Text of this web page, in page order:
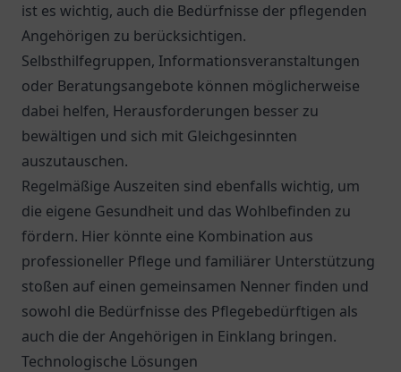
ist es wichtig, auch die Bedürfnisse der pflegenden
Angehörigen zu berücksichtigen.
Selbsthilfegruppen, Informationsveranstaltungen
oder Beratungsangebote können möglicherweise
dabei helfen, Herausforderungen besser zu
bewältigen und sich mit Gleichgesinnten
auszutauschen.
Regelmäßige Auszeiten sind ebenfalls wichtig, um
die eigene Gesundheit und das Wohlbefinden zu
fördern. Hier könnte eine Kombination aus
professioneller Pflege und familiärer Unterstützung
stoßen auf einen gemeinsamen Nenner finden und
sowohl die Bedürfnisse des Pflegebedürftigen als
auch die der Angehörigen in Einklang bringen.
Technologische Lösungen